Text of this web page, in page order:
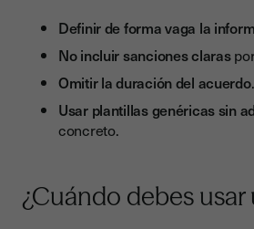
Definir de forma vaga la
No incluir sanciones claras
Omitir la duración del acuerdo.
Usar plantillas genéricas sin
concreto.
¿Cuándo debes usar